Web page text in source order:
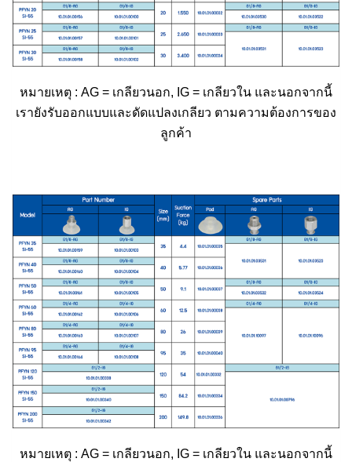
หมายเหตุ : AG = เกลียวนอก, IG = เกลียวใน และนอกจากนี้
เรายังรับออกแบบและดัดแปลงเกลียว ตามความต้องการของ
ลูกค้า
หมายเหตุ : AG = เกลียวนอก, IG = เกลียวใน และนอกจากนี้